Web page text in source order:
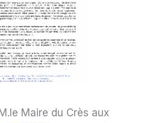
Maire du Crès aux